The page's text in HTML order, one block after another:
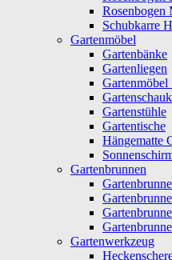
Rosenbogen
Schubkarre
Gartenmöbel
Gartenbänke
Gartenliegen
Gartenmöbel
Gartenstühle
Gartentische
Hängematte
Gartenbrunnen
Gartenwerkzeug